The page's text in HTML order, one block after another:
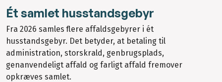
Ét samlet husstandsgebyr
Fra 2026 samles flere affaldsgebyrer i ét
husstandsgebyr. Det betyder, at betaling til
administration, storskrald, genbrugsplads,
genanvendeligt affald og farligt affald fremover
opkræves samlet.